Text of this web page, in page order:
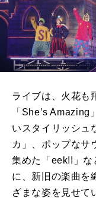
ライブは、火花も
「She’s
いスタイリッシュ
カ」、ポップなサ
集めた「eek!!」
に、新旧の楽曲を
ざまな姿を見せて